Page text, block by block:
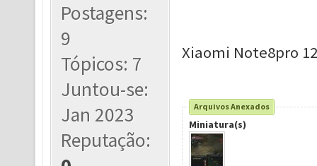
Postagens:
9
Tópicos: 7
Juntou-se:
Jan 2023
Reputação:
Xiaomi Note8pro
Arquivos Anexados
Miniatura(s)